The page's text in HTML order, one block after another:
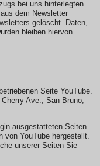
bei uns hinterlegten
dem Newsletter
gelöscht. Daten,
bleiben hiervon
Seite YouTube.
Ave., San Bruno,
ausgestatteten Seiten
von YouTube hergestellt.
unserer Seiten Sie